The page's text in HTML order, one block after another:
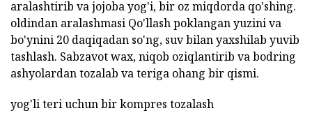
aralashtirib va jojoba yog'i, bir oz miqdorda qo'shing.
oldindan aralashmasi Qo'llash poklangan yuzini va
bo'ynini 20 daqiqadan so'ng, suv bilan yaxshilab yuvib
tashlash. Sabzavot wax, niqob oziqlantirib va bodring
ashyolardan tozalab va teriga ohang bir qismi.
yog'li teri uchun bir kompres tozalash